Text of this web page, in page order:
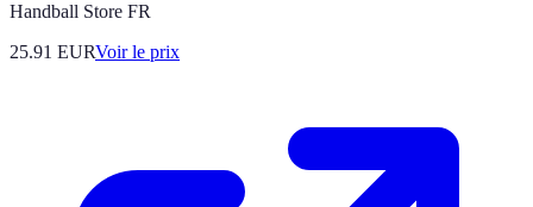
Handball Store FR
25.91 EURVoir le prix